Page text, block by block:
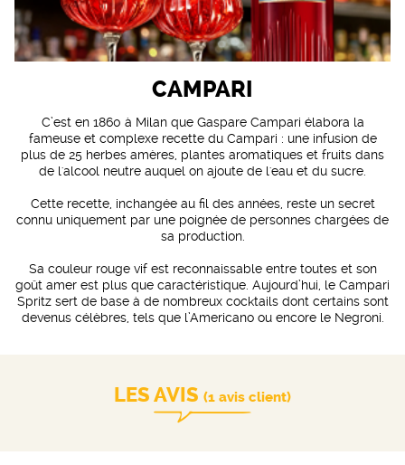
CAMPARI
C’est en 1860 à Milan que Gaspare Campari élabora la
fameuse et complexe recette du Campari : une infusion de
plus de 25 herbes amères, plantes aromatiques et fruits dans
de l'alcool neutre auquel on ajoute de l'eau et du sucre.
Cette recette, inchangée au fil des années, reste un secret
connu uniquement par une poignée de personnes chargées de
sa production.
Sa couleur rouge vif est reconnaissable entre toutes et son
goût amer est plus que caractéristique. Aujourd’hui, le Campari
Spritz sert de base à de nombreux cocktails dont certains sont
devenus célèbres, tels que l’Americano ou encore le Negroni.
LES AVIS (1 avis client)